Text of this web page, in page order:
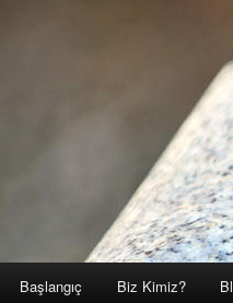
Birincil
İkincil
Başlangıç Biz Kimiz?